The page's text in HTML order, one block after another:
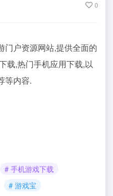
0
门户资源网站,提供全面的
载,热门手机应用下载,以
等内容.
# 手机游戏下载
# 游戏宝